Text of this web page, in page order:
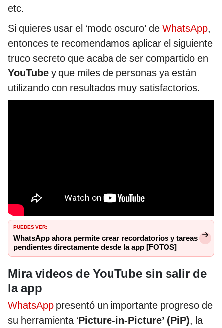
etc.
Si quieres usar el ‘modo oscuro’ de WhatsApp,
entonces te recomendamos aplicar el siguiente
truco secreto que acaba de ser compartido en
YouTube y que miles de personas ya están
utilizando con resultados muy satisfactorios.
PUEDES VER:
WhatsApp ahora permite crear recordatorios y tareas
pendientes directamente desde la app [FOTOS]
Mira videos de YouTube sin salir de
la app
WhatsApp presentó un importante progreso de
su herramienta ‘Picture-in-Picture’ (PiP), la